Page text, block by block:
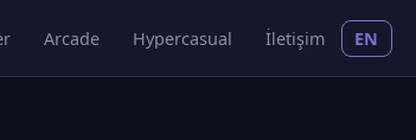
Arcade Hypercasual İletişim EN